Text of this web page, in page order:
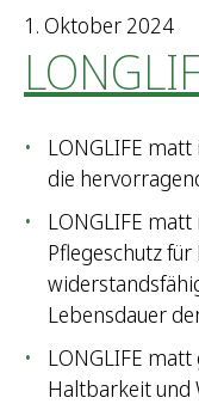
1. Oktober 2024
LONGLIFE
die
LONGLIFE
Pflegeschutz
Lebensdauer
LONGLIFE
Haltbarkeit und